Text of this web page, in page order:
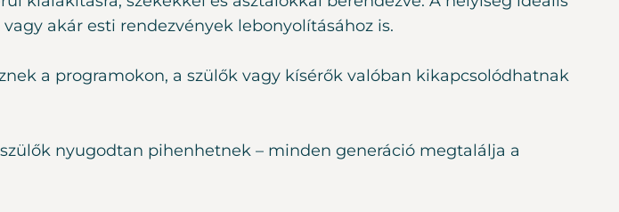
akár esti rendezvények lebonyolításához is.
a programokon, a szülők vagy kísérők valóban kikapcsolódhatnak
nyugodtan pihenhetnek – minden generáció megtalálja a